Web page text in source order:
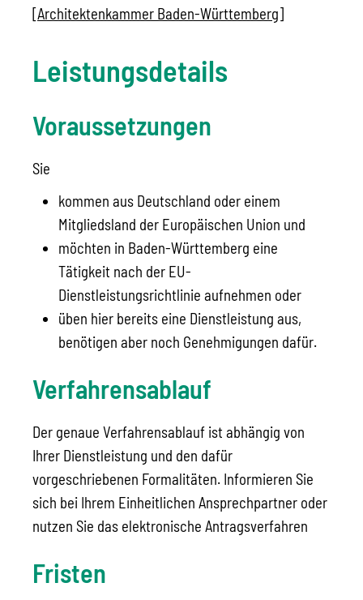
[Architektenkammer Baden-Württemberg]
Leistungsdetails
Voraussetzungen
Sie
kommen aus Deutschland oder einem
Mitgliedsland der Europäischen Union und
möchten in Baden-Württemberg eine
Tätigkeit nach der EU-
Dienstleistungsrichtlinie aufnehmen oder
üben hier bereits eine Dienstleistung aus,
benötigen aber noch Genehmigungen dafür.
Verfahrensablauf
Der genaue Verfahrensablauf ist abhängig von
Ihrer Dienstleistung und den dafür
vorgeschriebenen Formalitäten. Informieren Sie
sich bei Ihrem Einheitlichen Ansprechpartner oder
nutzen Sie das elektronische Antragsverfahren
Fristen